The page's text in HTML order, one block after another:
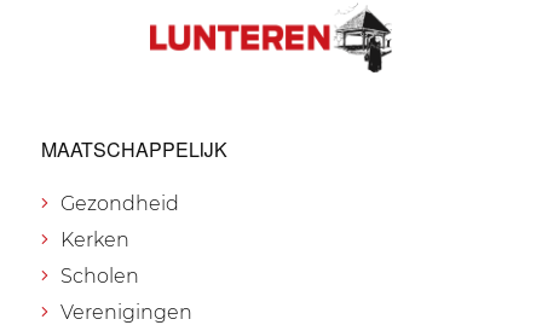
MAATSCHAPPELIJK
Gezondheid
Kerken
Scholen
Verenigingen